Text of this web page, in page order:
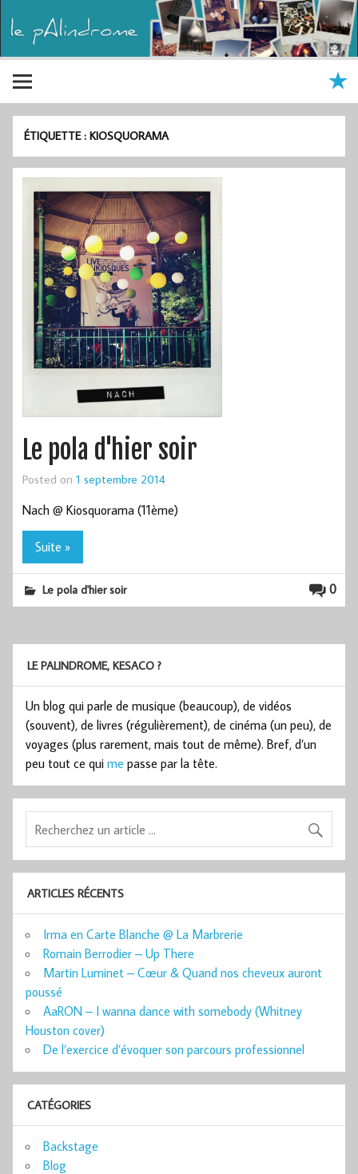
ÉTIQUETTE :KIOSQUORAMA
Le pola d'hier soir
Posted on 1 septembre 2014
Nach @ Kiosquorama (11ème)
Suite »
0
Le pola d'hier soir
LE PALINDROME, KESACO ?
Un blog qui parle de musique (beaucoup), de vidéos
(souvent), de livres (régulièrement), de cinéma (un peu), de
voyages (plus rarement, mais tout de même). Bref, d’un
peu tout ce qui me passe par la tête.
ARTICLES RÉCENTS
Irma en Carte Blanche @ La Marbrerie
Romain Berrodier – Up There
Martin Luminet – Cœur & Quand nos cheveux auront
poussé
AaRON – I wanna dance with somebody (Whitney
Houston cover)
De l’exercice d’évoquer son parcours professionnel
CATÉGORIES
Backstage
Blog